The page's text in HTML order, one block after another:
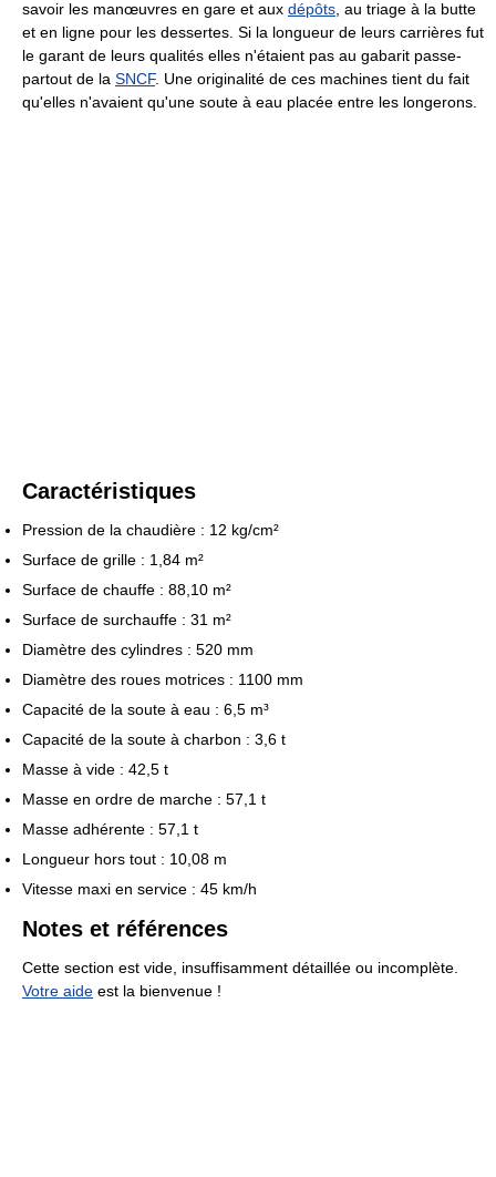
savoir les manœuvres en gare et aux dépôts , au triage à la butte
et en ligne pour les dessertes. Si la longueur de leurs carrières fut
le garant de leurs qualités elles n'étaient pas au gabarit passe-
partout de la SNCF. Une originalité de ces machines tient du fait
qu'elles n'avaient qu'une soute à eau placée entre les longerons.
Caractéristiques
Pression de la chaudière : 12 kg/cm²
Surface de grille : 1,84 m²
Surface de chauffe : 88,10 m²
Surface de surchauffe : 31 m²
Diamètre des cylindres : 520 mm
Diamètre des roues motrices : 1100 mm
Capacité de la soute à eau : 6,5 m³
Capacité de la soute à charbon : 3,6 t
Masse à vide : 42,5 t
Masse en ordre de marche : 57,1 t
Masse adhérente : 57,1 t
Longueur hors tout : 10,08 m
Vitesse maxi en service : 45 km/h
Notes et références
Cette section est vide, insuffisamment détaillée ou incomplète.
Votre aide est la bienvenue !